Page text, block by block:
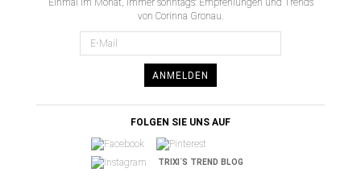
Einmal im Monat, immer sonntags: Empfehlungen und Trends
von Corinna Gronau.
ANMELDEN
FOLGEN SIE UNS AUF
TRIXI´S TREND BLOG